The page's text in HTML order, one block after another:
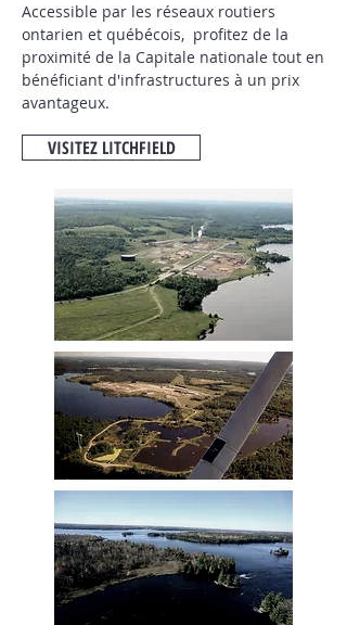
Accessible par les réseaux routiers
ontarien et québécois, profitez de la
proximité de la Capitale nationale tout en
bénéficiant d'infrastructures à un prix
avantageux.
VISITEZ LITCHFIELD